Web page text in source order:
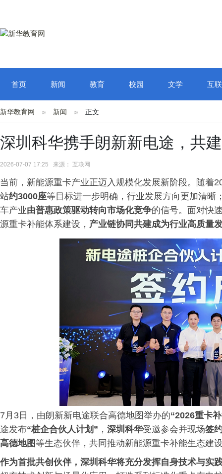
首页 新闻 教育 校园 文学 互
新华教育网 新闻 正文
深圳科华携手朗新新电途，共
2026-07-07 17:25 来源： 互联网
当前，新能源重卡产业正迈入规模化发展新阶段。随着
站约3000座等目标进一步明确，行业发展方向更加清晰
车产业由普惠政策驱动转向市场化竞争的信号。面对快
源重卡补能体系建设， 产业链协同共建成为行业高质量
7月3日，由朗新新电途联合高德地图举办的“2026重卡
途发布“桩企合伙人计划” ， 深圳科华受邀参会并现场签
高德地图等生态伙伴，共同推动新能源重卡补能生态建
作为首批共创伙伴， 深圳 科华将充分发挥自身技术与实